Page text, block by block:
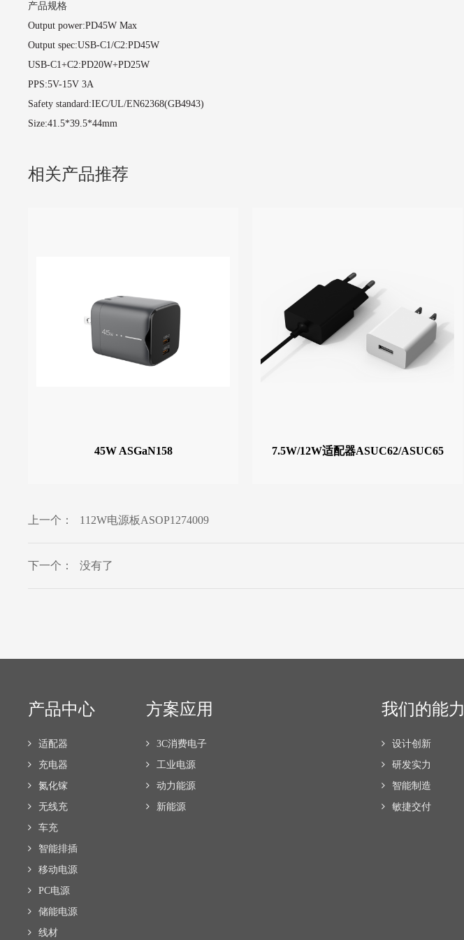
产品规格
Output power:PD45W Max
Output spec:USB-C1/C2:PD45W
USB-C1+C2:PD20W+PD25W
PPS:5V-15V 3A
Safetystandard:IEC/UL/EN62368(GB4943)
Size:41.5*39.5*44mm
相关产品推荐
45W ASGaN158 7.5W/12W适配器ASUC62/ASUC65
上一个： 112W电源板ASOP1274009
下一个： 没有了
产品中心
适配器
充电器
氮化镓
无线充
车充
智能排插
移动电源
PC电源
储能电源
线材
方案应用
3C消费电子
工业电源
动力能源
新能源
我们的能力
设计创新
研发实力
智能制造
敏捷交付